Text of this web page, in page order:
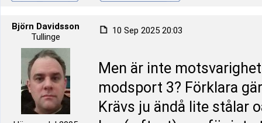
Björn Davidsson
Tullinge
10 Sep 2025 20:03
Men är inte
modsport 3? Förklara
Krävs ju ändå lite stålar